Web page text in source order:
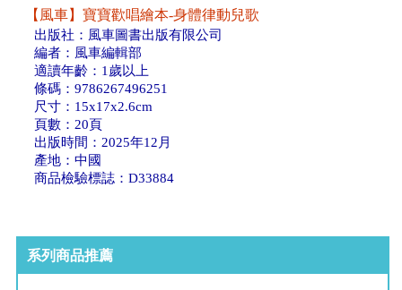
【風車】寶寶歡唱繪本-身體律動兒歌
出版社：風車圖書出版有限公司
編者：風車編輯部
適讀年齡：1歲以上
條碼：9786267496251
尺寸：15x17x2.6cm
頁數：20頁
出版時間：2025年12月
產地：中國
商品檢驗標誌：D33884
系列商品推薦